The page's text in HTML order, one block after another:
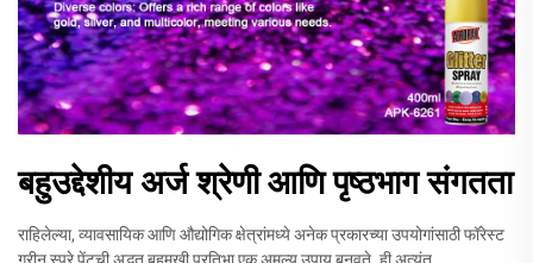
बहुउद्देशीय अर्ज श्रेणी आणि पृष्ठभाग संगतता
राहिलेल्या, व्यावसायिक आणि औद्योगिक क्षेत्रांमध्ये अनेक प्रकारच्या उपयोगांसाठी फॉरेस्ट